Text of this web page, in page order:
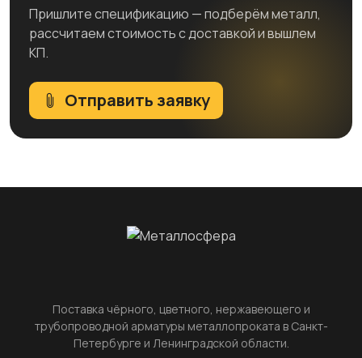
Пришлите спецификацию — подберём металл,
рассчитаем стоимость с доставкой и вышлем
КП.
Отправить заявку
Поставка чёрного, цветного, нержавеющего и
трубопроводной арматуры металлопроката в Санкт-
Петербурге и Ленинградской области.